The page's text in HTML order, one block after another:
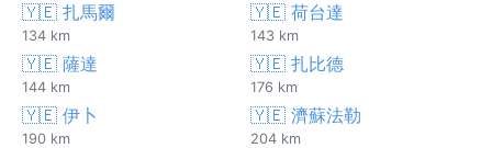
🇾🇪 扎馬爾
134 km
🇾🇪 荷台達
143 km
🇾🇪 薩達
144 km
🇾🇪 扎比德
176 km
🇾🇪 伊卜
190 km
🇾🇪 濟蘇法勒
204 km